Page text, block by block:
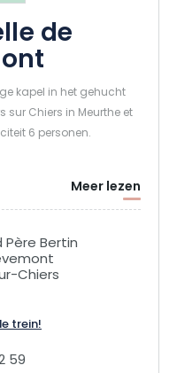
de
kapel in het gehucht
sur Chiers in Meurthe et
6 personen.
Meer lezen
Père Bertin
Chiers
trein!
59